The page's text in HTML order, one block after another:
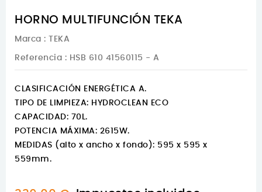
HORNO MULTIFUNCIÓN TEKA
Marca : TEKA
Referencia : HSB 610 41560115 - A
CLASIFICACIÓN ENERGÉTICA A.
TIPO DE LIMPIEZA: HYDROCLEAN ECO
CAPACIDAD: 70L.
POTENCIA MÁXIMA: 2615W.
MEDIDAS (alto x ancho x fondo): 595 x 595 x
559mm.